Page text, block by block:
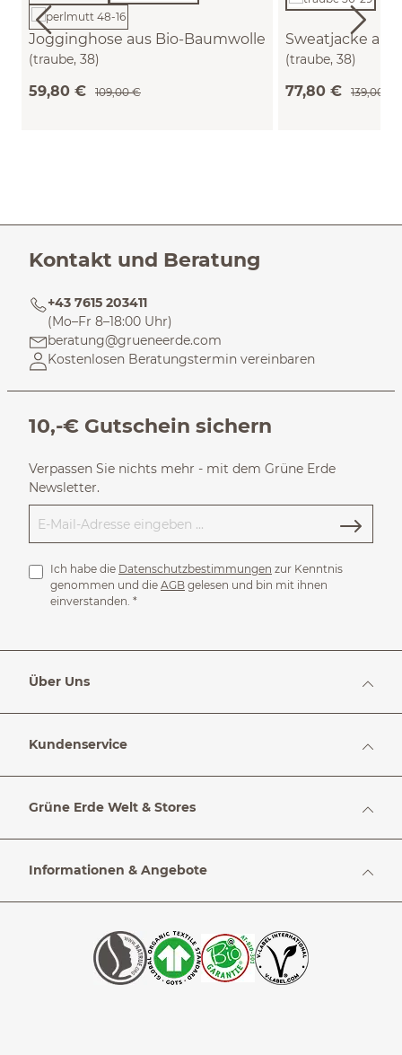
Jogginghose aus Bio-Baumwolle
(traube, 38)
59,80 € 109,00 €
Sweatjacke
(traube, 38)
77,80 € 139,00 €
Kontakt und Beratung
+43 7615 203411
(Mo–Fr 8–18:00 Uhr)
beratung@grueneerde.com
Kostenlosen Beratungstermin vereinbaren
10,-€ Gutschein sichern
Verpassen Sie nichts mehr - mit dem Grüne Erde
Newsletter.
Ich habe die Datenschutzbestimmungen zur Kenntnis
genommen und die AGB gelesen und bin mit ihnen
einverstanden. *
Über Uns
Kundenservice
Grüne Erde Welt & Stores
Informationen & Angebote